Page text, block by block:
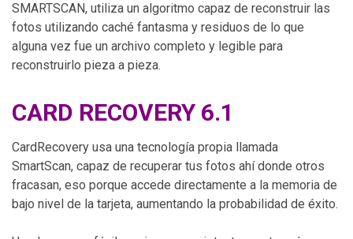
SMARTSCAN, utiliza un algoritmo capaz de reconstruir las
fotos utilizando caché fantasma y residuos de lo que
alguna vez fue un archivo completo y legible para
reconstruirlo pieza a pieza.
CARD RECOVERY 6.1
CardRecovery usa una tecnología propia llamada
SmartScan, capaz de recuperar tus fotos ahí donde otros
fracasan, eso porque accede directamente a la memoria de
bajo nivel de la tarjeta, aumentando la probabilidad de éxito.